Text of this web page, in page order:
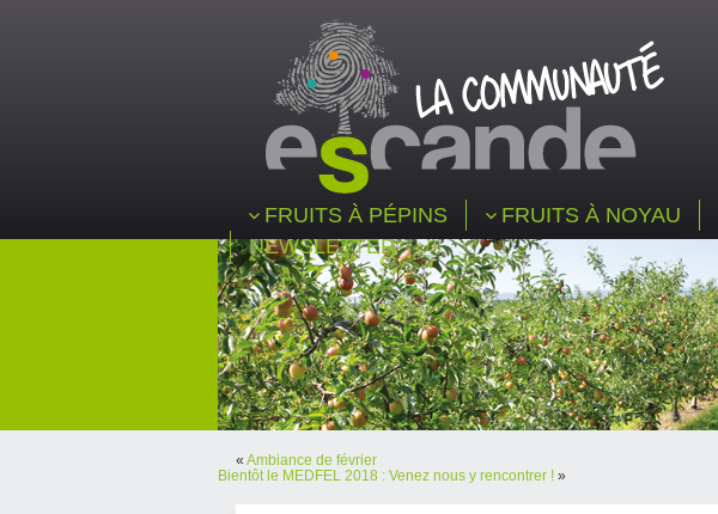
FRUITS À PÉPINS FRUITS À NOYAU
NEWSLETTER
« Ambiance de février
Bientôt le MEDFEL 2018 : Venez nous y rencontrer ! »